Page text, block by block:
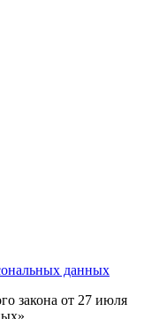
данных
закона от 27 июля